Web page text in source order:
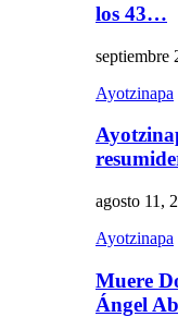
los 43…
septiembre
Ayotzinapa
agosto 11,
Ayotzinapa
Muere
Ángel